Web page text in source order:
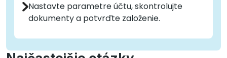
Nastavte parametre účtu, skontrolujte
dokumenty a potvrďte založenie.